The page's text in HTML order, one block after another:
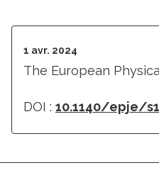
1 avr. 2024
The European
DOI : 10.1140/epje/